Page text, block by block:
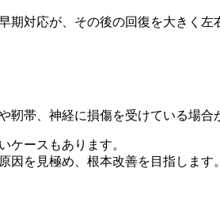
対応が、その後の回復を大きく左
帯、神経に損傷を受けている場合
ケースもあります。
を見極め、根本改善を目指します。